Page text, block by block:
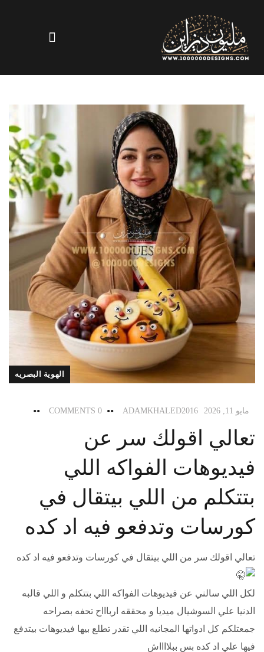
الهوية البصريه
مايو 11, 2026 ADAMKHALED2016
0 COMMENTS
تعالي اقولك سر عن
فيديوهات الفواكه اللي
بتتكلم من اللي بيتقال في
كورسات وتدفعو فيه اد كده
تعالي اقولك سر من اللي بيتقال في كورسات وتدفعو فيه اد كده
لكل اللي سالني عن فيديوهات الفواكه اللي بتتكلم و اللي قالبه
الدنيا علي السوشيال ميديا و محققه ارباااح تحفه بصراحه
جمعتلكم كل ادواتها المجانيه اللي تقدر تطلع بيها فيديوهات بيتدفع
فيها علي اد كده بس ببلااااش